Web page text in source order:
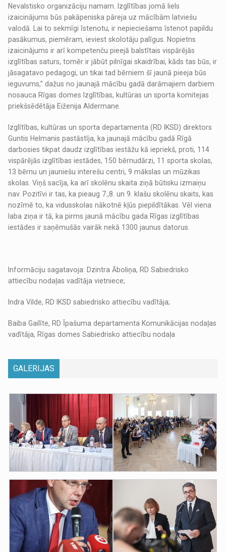
Nevalstisko organizāciju namam. Izglītības jomā liels
izaicinājums būs pakāpeniska pāreja uz mācībām latviešu
valodā. Lai to sekmīgi īstenotu, ir nepieciešams īstenot papildu
pasākumus, piemēram, ieviest skolotāju palīgus. Nopietns
izaicinājums ir arī kompetenču pieejā balstītais vispārējās
izglītības saturs, tomēr ir jābūt pilnīgai skaidrībai, kāds tas būs, ir
jāsagatavo pedagogi, un tikai tad bērniem šī jaunā pieeja būs
ieguvums,” dažus no jaunajā mācību gadā darāmajiem darbiem
nosauca Rīgas domes Izglītības, kultūras un sporta komitejas
priekšsēdētāja Eiženija Aldermane.
Izglītības, kultūras un sporta departamenta (RD IKSD) direktors
Guntis Helmanis pastāstīja, ka jaunajā mācību gadā Rīgā
darbosies tikpat daudz izglītības iestāžu kā iepriekš, proti, 114
vispārējās izglītības iestādes, 150 bērnudārzi, 11 sporta skolas,
13 bērnu un jauniešu interešu centri, 9 mākslas un mūzikas
skolas. Viņš sacīja, ka arī skolēnu skaita ziņā būtisku izmaiņu
nav. Pozitīvi ir tas, ka pieaug 7.,8. un 9. klašu skolēnu skaits, kas
nozīmē to, ka vidusskolas nākotnē kļūs piepildītākas. Vēl viena
laba ziņa ir tā, ka pirms jaunā mācību gada Rīgas izglītības
iestādes ir saņēmušās vairāk nekā 1300 jaunus datorus.
Informāciju sagatavoja: Dzintra Āboliņa, RD Sabiedrisko
attiecību nodaļas vadītāja vietniece;
Indra Vilde, RD IKSD sabiedrisko attiecību vadītāja;
Baiba Gailīte, RD Īpašuma departamenta Komunikācijas nodaļas
vadītāja, Rīgas domes Sabiedrisko attiecību nodaļa
GALERIJAS